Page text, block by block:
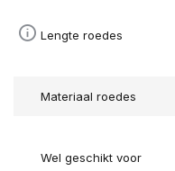
Lengte roedes
Materiaal roedes
Wel geschikt voor